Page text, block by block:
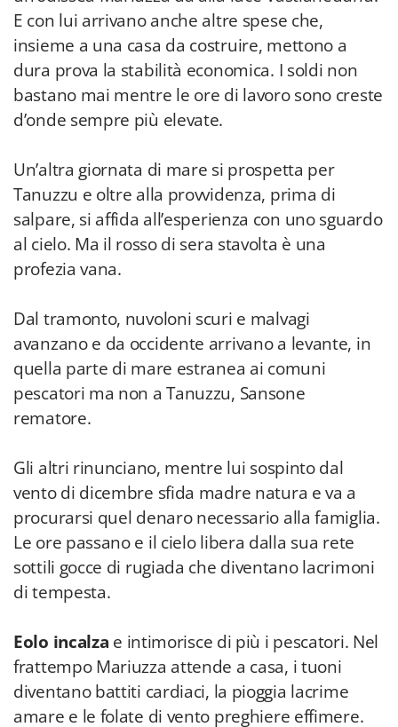
E con lui arrivano anche altre spese che,
insieme a una casa da costruire, mettono a
dura prova la stabilità economica. I soldi non
bastano mai mentre le ore di lavoro sono creste
d’onde sempre più elevate.
Un’altra giornata di mare si prospetta per
Tanuzzu e oltre alla provvidenza, prima di
salpare, si affida all’esperienza con uno sguardo
al cielo. Ma il rosso di sera stavolta è una
profezia vana.
Dal tramonto, nuvoloni scuri e malvagi
avanzano e da occidente arrivano a levante, in
quella parte di mare estranea ai comuni
pescatori ma non a Tanuzzu, Sansone
rematore.
Gli altri rinunciano, mentre lui sospinto dal
vento di dicembre sfida madre natura e va a
procurarsi quel denaro necessario alla famiglia.
Le ore passano e il cielo libera dalla sua rete
sottili gocce di rugiada che diventano lacrimoni
di tempesta.
Eolo incalza e intimorisce di più i pescatori. Nel
frattempo Mariuzza attende a casa, i tuoni
diventano battiti cardiaci, la pioggia lacrime
amare e le folate di vento preghiere effimere.